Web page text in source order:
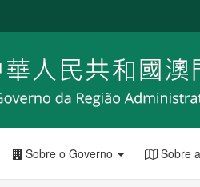
Sobre o Governo Sobre